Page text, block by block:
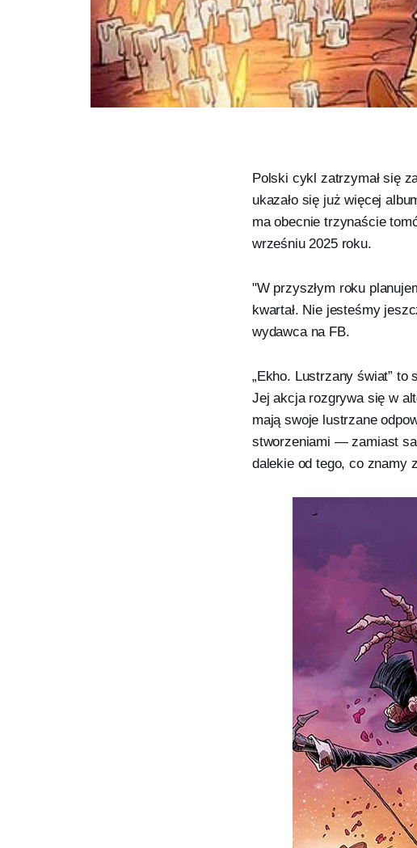
Polski cykl zatrzymał się
ukazało się już więcej
ma obecnie trzynaście
wrześniu 2025 roku.
"W przyszłym roku
kwartał. Nie jesteśmy
wydawca na FB.
„Ekho. Lustrzany świat” to
Jej akcja rozgrywa się w
mają swoje lustrzane
stworzeniami — zamiast
dalekie od tego, co znamy